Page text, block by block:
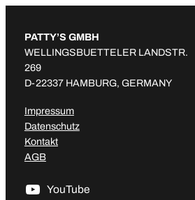
PATTY’S GMBH
WELLINGSBUETTELER LANDSTR.
269
D-22337 HAMBURG, GERMANY
Impressum
Datenschutz
Kontakt
AGB
YouTube